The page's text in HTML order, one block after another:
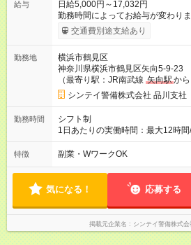
給与
日給5,000円～17,032円
勤務時間によってお給与が変わ
8:30、休憩01:30 日給10,782円
4:00 日給5,000円 ➂07:00～
自衛消防技術認定 500円/日
日 防災センター要員 250円/日 など 【試
期間あり 試用期間の長さ：1週間
同じです。
交通費別途支給あり
勤務地
横浜市鶴見区
神奈川県横浜市鶴見区矢向5-9-23
（最寄り駅：JR南武線 矢向駅から
シンテイ警備株式会社 品川支社
勤務時間
シフト制
1日あたりの実働時間：最大12時
労働時間 170時間/月） 【シフト例】 ➀07:00～17:00 実働
8:30、休憩01:30 ➁17:00～
特徴 副業・WワークOK
気になる！ 応募する
掲載元企業名 シンテイ警備株式